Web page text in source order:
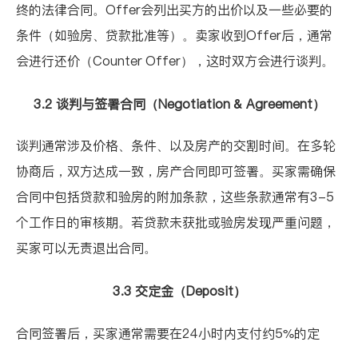
终的法律合同。Offer会列出买方的出价以及一些必要的
条件（如验房、贷款批准等）。卖家收到Offer后，通常
会进行还价（Counter Offer），这时双方会进行谈判。
3.2 谈判与签署合同（Negotiation & Agreement）
谈判通常涉及价格、条件、以及房产的交割时间。在多轮
协商后，双方达成一致，房产合同即可签署。买家需确保
合同中包括贷款和验房的附加条款，这些条款通常有3-5
个工作日的审核期。若贷款未获批或验房发现严重问题，
买家可以无责退出合同。
3.3 交定金（Deposit）
合同签署后，买家通常需要在24小时内支付约5%的定